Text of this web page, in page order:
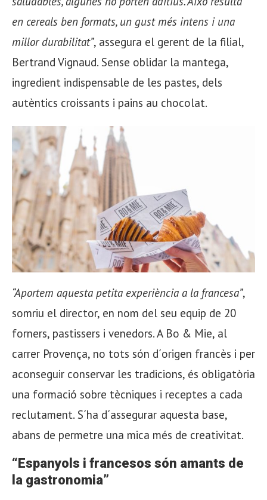
en cereals ben formats, un gust més intens i una
millor durabilitat”, assegura el gerent de la filial,
Bertrand Vignaud. Sense oblidar la mantega,
ingredient indispensable de les pastes, dels
autèntics croissants i pains au chocolat.
“Aportem aquesta petita experiència a la francesa”,
somriu el director, en nom del seu equip de 20
forners, pastissers i venedors. A Bo & Mie, al
carrer Provença, no tots són d´origen francès i per
aconseguir conservar les tradicions, és obligatòria
una formació sobre tècniques i receptes a cada
reclutament. S´ha d´assegurar aquesta base,
abans de permetre una mica més de creativitat.
“Espanyols i francesos són amants de
la gastronomia”